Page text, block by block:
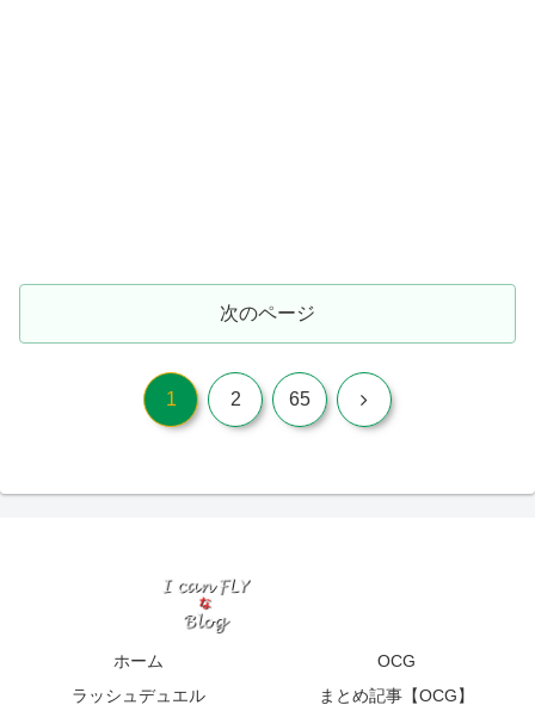
次のページ
1 2 65 次
ホーム
OCG
ラッシュデュエル
まとめ記事【OCG】